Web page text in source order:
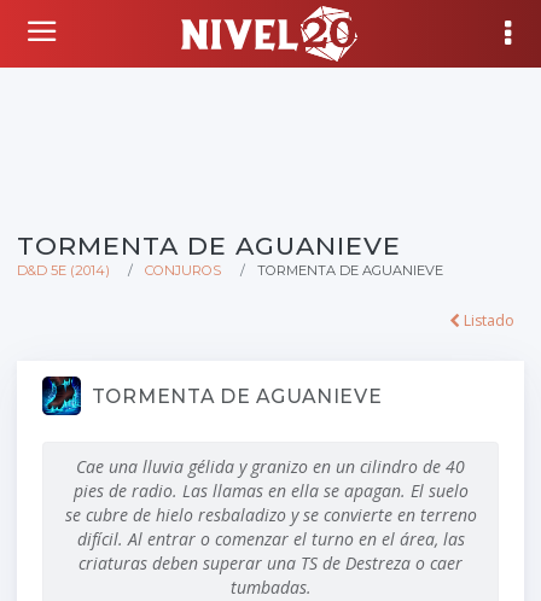
TORMENTA DE AGUANIEVE
D&D 5E (2014) CONJUROS TORMENTA DE AGUANIEVE
Listado
TORMENTA DE AGUANIEVE
Cae una lluvia gélida y granizo en un cilindro de 40
piesde radio. Las llamas en ella se apagan. El suelo
se cubre de hielo resbaladizo y se convierte en terreno
difícil. Al entrar o comenzar el turno en el área, las
criaturas deben superar una TS de Destreza o caer
tumbadas.